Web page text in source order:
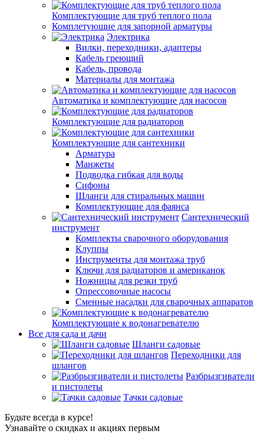
Комплектующие для труб теплого пола
Комплетующие для запорной арматуры
Электрика
Вилки, переходники, адаптеры
Кабель греющий
Кабель, провода
Материалы для монтажа
Автоматика и комплектующие для насосов
Комплектующие для радиаторов
Комплектующие для сантехники
Арматура
Манжеты
Подводка гибкая для воды
Сифоны
Шланги для стиральных машин
Комплектующие для фаянса
Сантехнический
инструмент
Комплекты сварочного оборудования
Клуппы
Инструменты для монтажа труб
Ключи для радиаторов и американок
Ножницы для резки труб
Опрессовочные насосы
Сменные насадки для сварочных аппаратов
Комплектующие к водонагревателю
Все для сада и дачи
Шланги садовые
Переходники для
шлангов
Разбрызгиватели
и пистолеты
Тачки садовые
Будьте всегда в курсе!
Узнавайте о скидках и акциях первым